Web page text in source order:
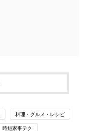
料理・グルメ・レシピ
時短家事テク